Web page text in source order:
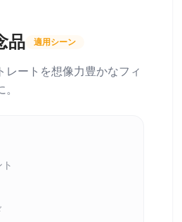
品 適用シーン
レートを想像力豊かなフィ